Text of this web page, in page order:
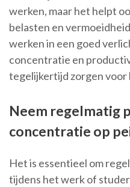
werken, maar het helpt
belasten en
werken in een goed
concentratie en
tegelijkertijd zorgen voor
Neem regelmatig
concentratie op
Het is essentieel om
tijdens het werk of